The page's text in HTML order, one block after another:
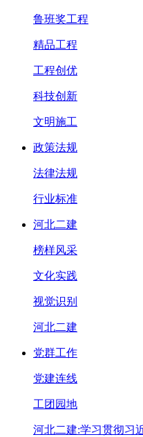
鲁班奖工程
精品工程
工程创优
科技创新
文明施工
政策法规
法律法规
行业标准
河北二建
榜样风采
文化实践
视觉识别
河北二建
党群工作
党建连线
工团园地
河北二建:学习贯彻习